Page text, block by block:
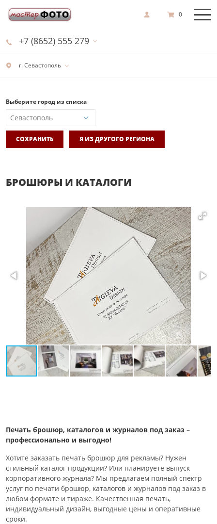
г. Севастополь
+7 (8652) 555 279
0
Выберите город из списка
СОХРАНИТЬ Я ИЗ ДРУГОГО РЕГИОНА
БРОШЮРЫ И КАТАЛОГИ
Печать брошюр, каталогов и журналов под заказ –
профессионально и выгодно!
Хотите заказать печать брошюр для рекламы? Нужен
стильный каталог продукции? Или планируете выпуск
корпоративного журнала? Мы предлагаем полный спектр
услуг по печати брошюр, каталогов и журналов под заказ в
любом формате и тираже. Качественная печать,
индивидуальный дизайн, выгодные цены и оперативные
сроки.